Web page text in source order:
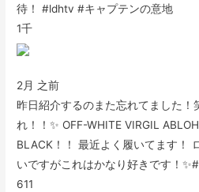
待！ #ldhtv #キャプテンの意地
1千
2月 之前
昨日紹介するのまた忘れてました！
れ！！✨ OFF-WHITE VIRGIL
BLACK！！ 最近よく履いてます！
いですがこれはかなり好きです！
611